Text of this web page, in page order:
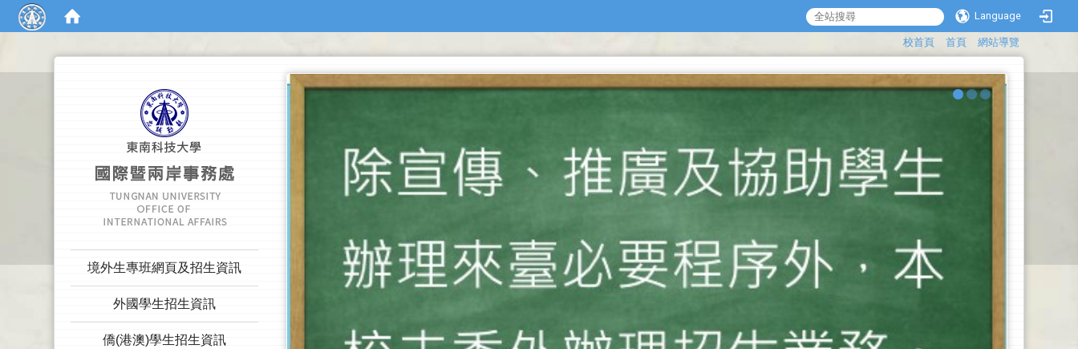
Language
校首頁 首頁 網站導覽
境外生專班網頁及招生資訊
外國學生招生資訊
僑(港澳)學生招生資訊